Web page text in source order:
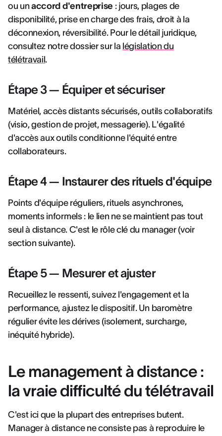
ou unaccord d'entreprise : jours, plages de
disponibilité, prise en charge des frais, droit à la
déconnexion, réversibilité. Pour le détail juridique,
consultez notre dossier sur la législation du
télétravail.
Étape 3 — Équiper et sécuriser
Matériel, accès distants sécurisés, outils collaboratifs
(visio, gestion de projet, messagerie). L'égalité
d'accès aux outils conditionne l'équité entre
collaborateurs.
Étape 4 — Instaurer des rituels d'équipe
Points d'équipe réguliers, rituels asynchrones,
moments informels : le lien ne se maintient pas tout
seul à distance. C'est le rôle clé du manager (voir
section suivante).
Étape 5 — Mesurer et ajuster
Recueillez le ressenti, suivez l'engagement et la
performance, ajustez le dispositif. Un baromètre
régulier évite les dérives (isolement, surcharge,
inéquité hybride).
Le management à distance :
la vraie difficulté du télétravail
C'est ici que la plupart des entreprises butent.
Manager à distance ne consiste pas à reproduire le